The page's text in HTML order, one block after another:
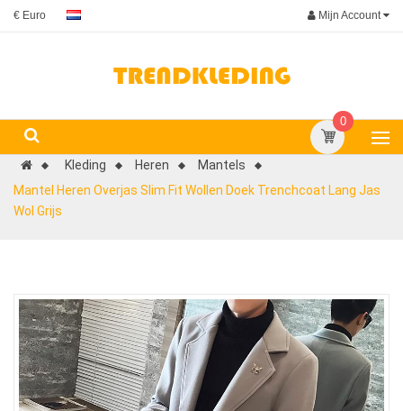
€ Euro Mijn Account
0
Kleding Heren
Mantels
Mantel Heren Overjas Slim Fit Wollen Doek Trenchcoat Lang Jas
Wol Grijs